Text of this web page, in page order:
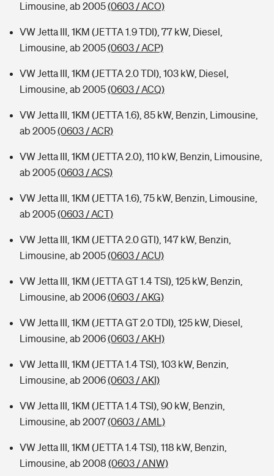
Limousine, ab 2005(0603 / ACO)
VW Jetta III, 1KM (JETTA 1.9 TDI), 77 kW, Diesel,
Limousine, ab 2005(0603 / ACP)
VW Jetta III, 1KM (JETTA 2.0 TDI), 103 kW, Diesel,
Limousine, ab 2005(0603 / ACQ)
VW Jetta III, 1KM (JETTA 1.6), 85 kW, Benzin, Limousine,
ab 2005(0603 / ACR)
VW Jetta III, 1KM (JETTA 2.0), 110 kW, Benzin, Limousine,
ab 2005(0603 / ACS)
VW Jetta III, 1KM (JETTA 1.6), 75 kW, Benzin, Limousine,
ab 2005(0603 / ACT)
VW Jetta III, 1KM (JETTA 2.0 GTI), 147 kW, Benzin,
Limousine, ab 2005(0603 / ACU)
VW Jetta III, 1KM (JETTA GT 1.4 TSI), 125 kW, Benzin,
Limousine, ab 2006(0603 / AKG)
VW Jetta III, 1KM (JETTA GT 2.0 TDI), 125 kW, Diesel,
Limousine, ab 2006(0603 / AKH)
VW Jetta III, 1KM (JETTA 1.4 TSI), 103 kW, Benzin,
Limousine, ab 2006(0603 / AKI)
VW Jetta III, 1KM (JETTA 1.4 TSI), 90 kW, Benzin,
Limousine, ab 2007(0603 / AML)
VW Jetta III, 1KM (JETTA 1.4 TSI), 118 kW, Benzin,
Limousine, ab 2008 (0603 / ANW)